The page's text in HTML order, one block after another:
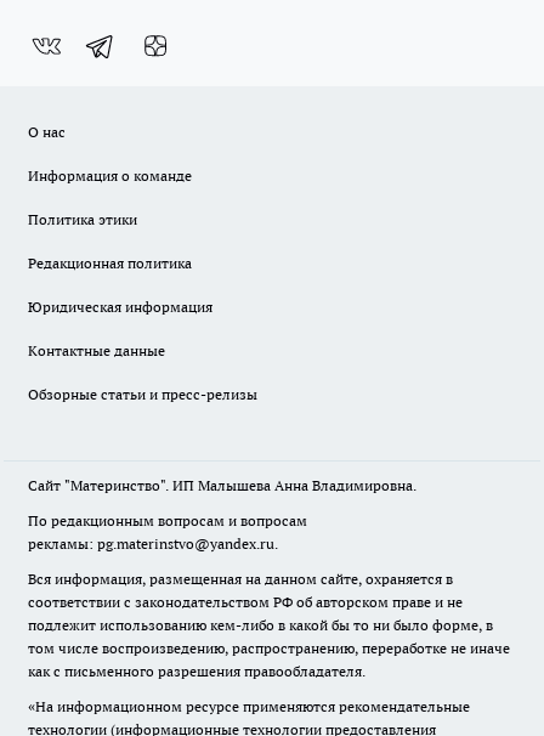
О нас
Информация о команде
Политика этики
Редакционная политика
Юридическая информация
Контактные данные
Обзорные статьи и пресс-релизы
Сайт "Материнство". ИП Малышева Анна Владимировна.
По редакционным вопросам и вопросам
рекламы: pg.materinstvo@yandex.ru.
Вся информация, размещенная на данном сайте, охраняется в
соответствии с законодательством РФ об авторском праве и не
подлежит использованию кем-либо в какой бы то ни было форме, в
том числе воспроизведению, распространению, переработке не иначе
как с письменного разрешения правообладателя.
«На информационном ресурсе применяются рекомендательные
технологии (информационные технологии предоставления